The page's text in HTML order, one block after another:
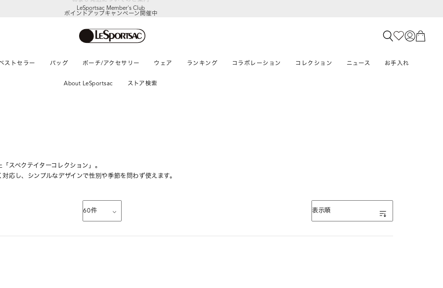
LeSportsac Member's Club
ポイントアップキャンペーン開催中
ストセラー バッグ ポーチ/アクセサリー ウェア ランキング コラボレーション コレクション ニュース お手入れ
About LeSportsac ストア検索
スペクテイターコレクション」。
応し、シンプルなデザインで性別や季節を問わず使えます。
60件 表示順